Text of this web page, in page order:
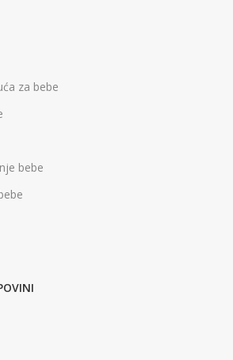
za bebe
bebe